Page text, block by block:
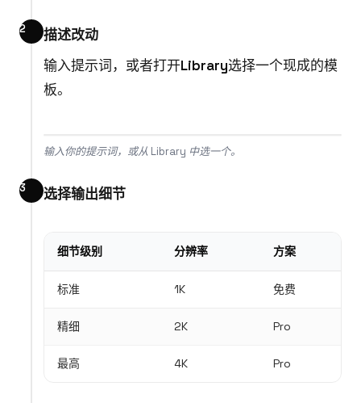
描述改动
输入提示词，或者打开Library选择一个现成的模
板。
输入你的提示词，或从 Library 中选一个。
选择输出细节
细节级别 分辨率 方案
标准 1K 免费
精细 2K Pro
最高 4K Pro